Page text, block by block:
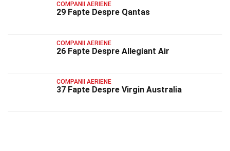
COMPANII AERIENE
29 Fapte Despre Qantas
COMPANII AERIENE
26 Fapte Despre Allegiant Air
COMPANII AERIENE
37 Fapte Despre Virgin Australia